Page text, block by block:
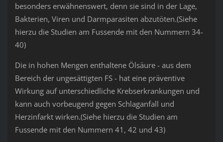
besonders erwähnenswert, denn sie sind in der Lage,
Bakterien, Viren und Darmparasiten abzutöten.(Siehe
hierzu die Studien am Fussende mit den Nummern 34-
40)
Die in hohen Mengen enthaltene Ölsäure - aus dem
Bereich der ungesättigten FS - hat eine präventive
Wirkung auf unterschiedliche Krebserkrankungen und
kann auch vorbeugend gegen Schlaganfall und
Herzinfarkt wirken.(Siehe hierzu die Studien am
Fussende mit den Nummern 41, 42 und 43)